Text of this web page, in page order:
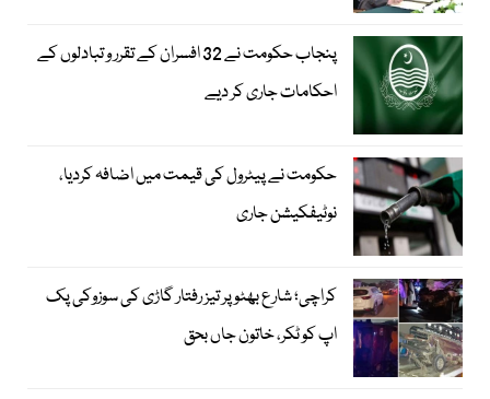
پنجاب حکومت نے 32 افسران کے تقرر و تبادلوں کے
احکامات جاری کر دیے
حکومت نے پیٹرول کی قیمت میں اضافہ کردیا،
نوٹیفکیشن جاری
کراچی؛ شارع بھٹو پر تیز رفتار گاڑی کی سوزوکی پک
اپ کو ٹکر، خاتون جاں بحق